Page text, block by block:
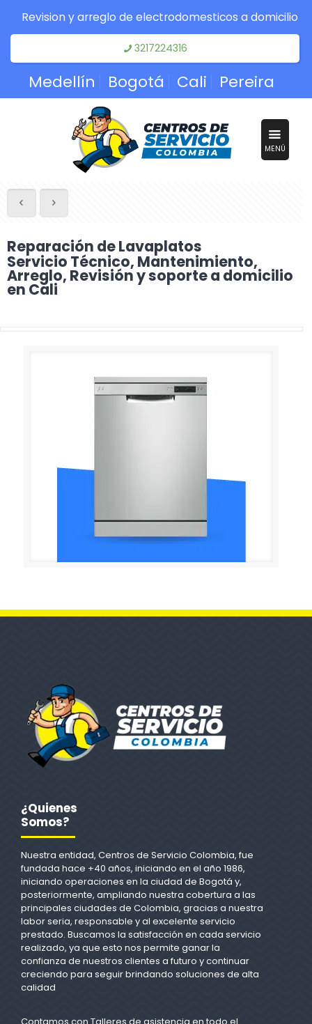
Revision y arreglo de electrodomesticos a domicilio
3217224316
Medellín Bogotá Cali Pereira
MENÚ
Reparación de Lavaplatos
Servicio Técnico, Mantenimiento,
Arreglo, Revisión y soporte a domicilio
en Cali
¿Quienes
Somos?
Nuestra entidad, Centros de Servicio Colombia, fue
fundada hace +40 años, iniciando en el año 1986,
iniciando operaciones en la ciudad de Bogotá y,
posteriormente, ampliando nuestra cobertura a las
principales ciudades de Colombia, gracias a nuestra
labor seria, responsable y al excelente servicio
prestado. Buscamos la satisfacción en cada servicio
realizado, ya que esto nos permite ganar la
confianza de nuestros clientes a futuro y continuar
creciendo para seguir brindando soluciones de alta
calidad